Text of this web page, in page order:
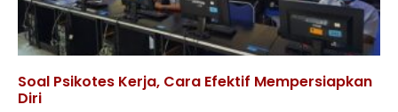
Soal Psikotes Kerja, Cara Efektif Mempersiapkan
Diri